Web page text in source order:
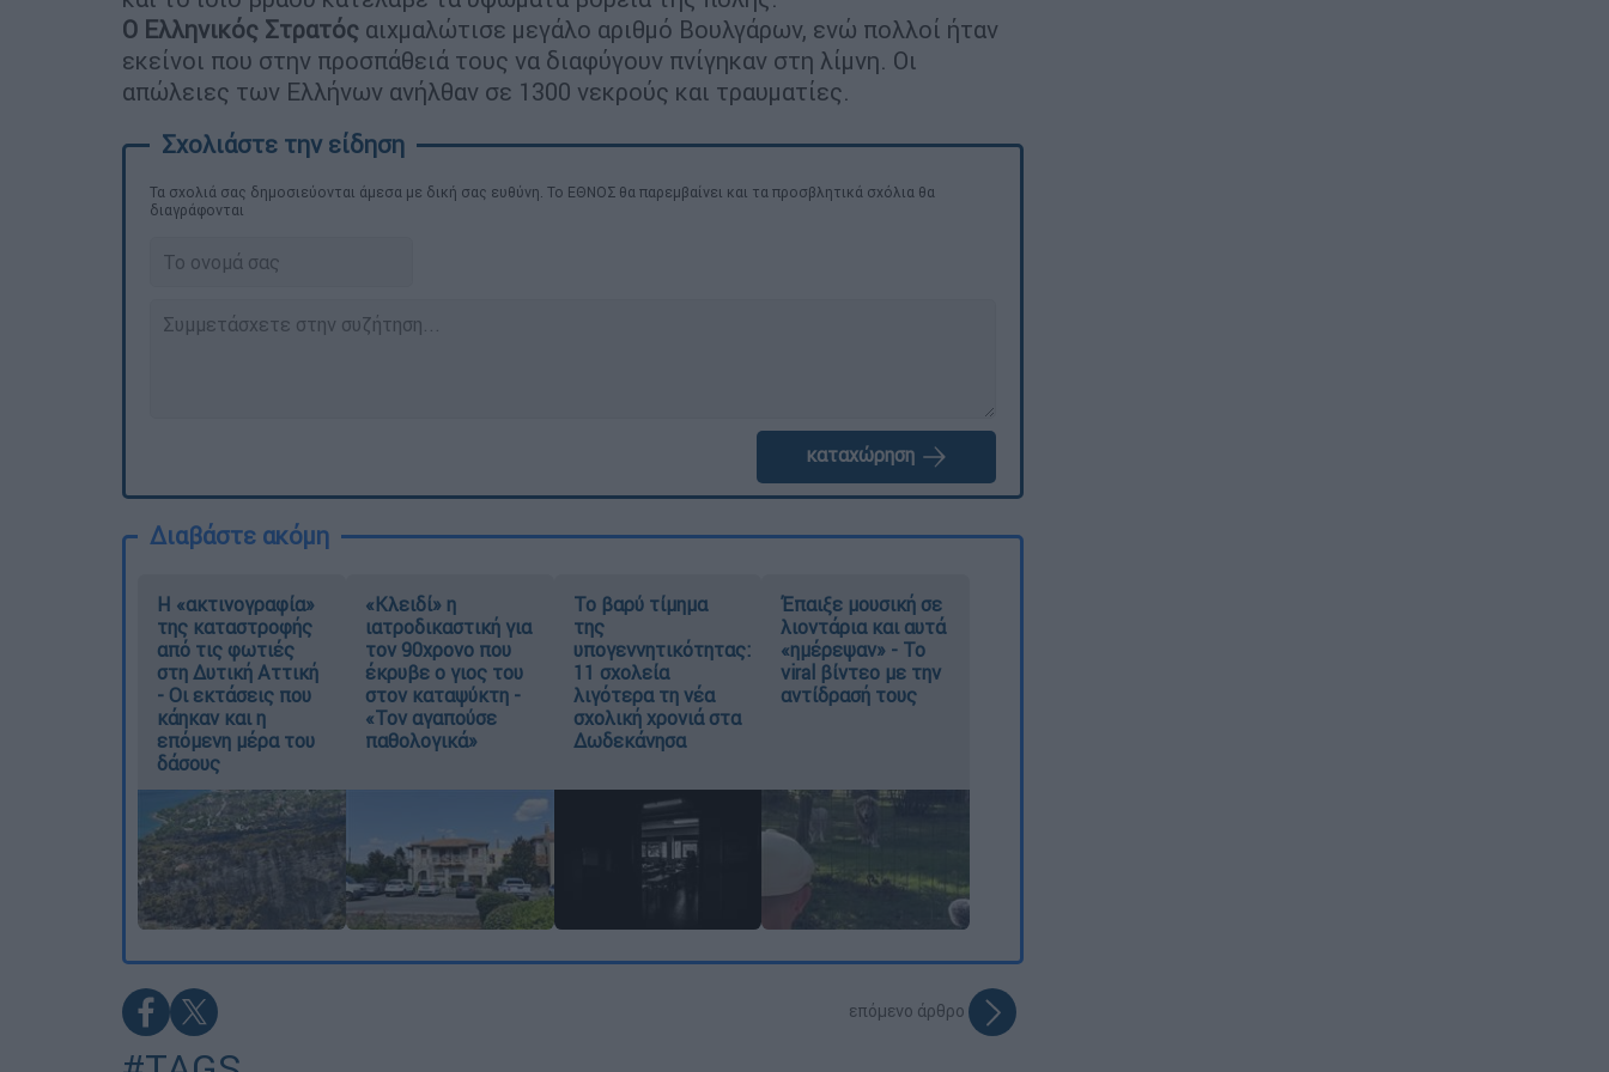
Ο Ελληνικός Στρατός αιχμαλώτισε μεγάλο αριθμό Βουλγάρων, ενώ πολλοί ήταν
εκείνοι που στην προσπάθειά τους να διαφύγουν πνίγηκαν στη λίμνη. Οι
απώλειες των Ελλήνων ανήλθαν σε 1300 νεκρούς και τραυματίες.
Τα σχολιά σας δημοσιεύονται άμεσα με δική σας ευθύνη. Το ΕΘΝΟΣ θα παρεμβαίνει και τα προσβλητικά σχόλια θα
διαγράφονται
καταχώρηση
Διαβάστε ακόμη
Η «ακτινογραφία»
της καταστροφής
από τις φωτιές
στη Δυτική Αττική
- Οι εκτάσεις που
κάηκαν και η
επόμενη μέρα του
δάσους
«Κλειδί» η
ιατροδικαστική για
τον 90χρονο που
έκρυβε ο γιος του
στον καταψύκτη -
«Τον αγαπούσε
παθολογικά»
Το βαρύ τίμημα
της
υπογεννητικότητας:
11 σχολεία
λιγότερα τη νέα
σχολική χρονιά στα
Δωδεκάνησα
Έπαιξε μουσική σε
λιοντάρια και αυτά
«ημέρεψαν» - Το
viral βίντεο με την
αντίδρασή τους
επόμενο άρθρο